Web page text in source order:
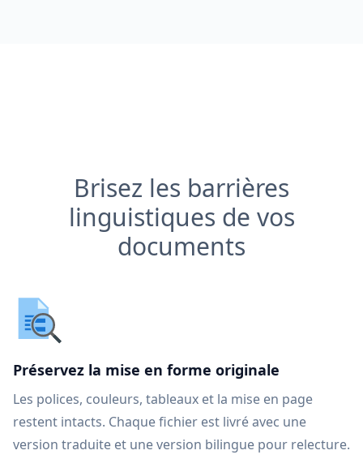
Brisez les barrières
linguistiques de vos
documents
Préservez la mise en forme originale
Les polices, couleurs, tableaux et la mise en page
restent intacts. Chaque fichier est livré avec une
version traduite et une version bilingue pour relecture.